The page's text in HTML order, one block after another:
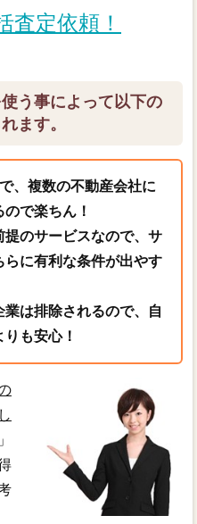
定依頼！
う事によって以下の
ます。
、複数の不動産会社に
で楽ちん！
のサービスなので、サ
に有利な条件が出やす
は排除されるので、自
も安心！
」